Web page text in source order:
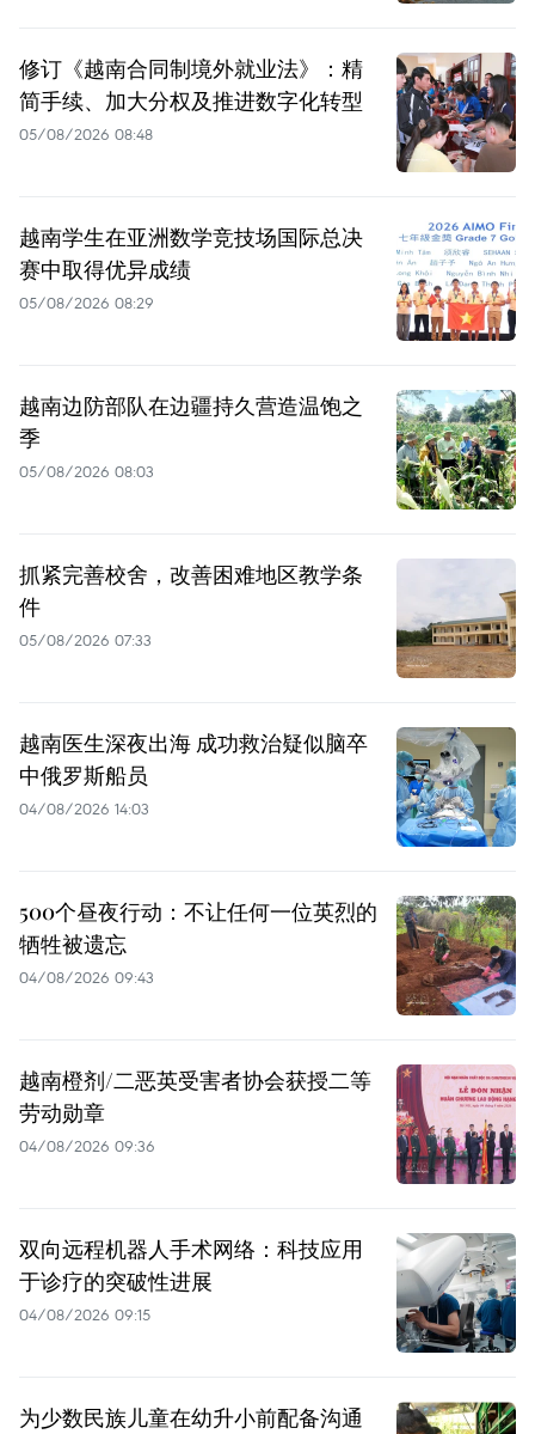
修订《越南合同制境外就业法》：精
简手续、加大分权及推进数字化转型
05/08/2026 08:48
越南学生在亚洲数学竞技场国际总决
赛中取得优异成绩
05/08/2026 08:29
越南边防部队在边疆持久营造温饱之
季
05/08/2026 08:03
抓紧完善校舍，改善困难地区教学条
件
05/08/2026 07:33
越南医生深夜出海 成功救治疑似脑卒
中俄罗斯船员
04/08/2026 14:03
500个昼夜行动：不让任何一位英烈的
牺牲被遗忘
04/08/2026 09:43
越南橙剂/二恶英受害者协会获授二等
劳动勋章
04/08/2026 09:36
双向远程机器人手术网络：科技应用
于诊疗的突破性进展
04/08/2026 09:15
为少数民族儿童在幼升小前配备沟通